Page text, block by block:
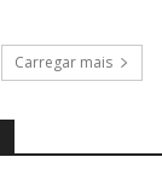
Carregar mais